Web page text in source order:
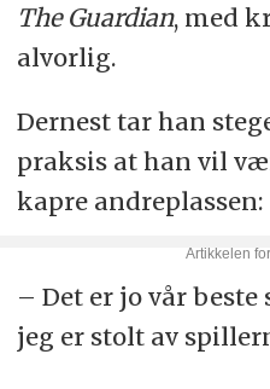
The Guardian, med
alvorlig.
Dernest tar han
praksis at han vil
kapre andreplassen:
– Det er jo vår beste
jeg er stolt av